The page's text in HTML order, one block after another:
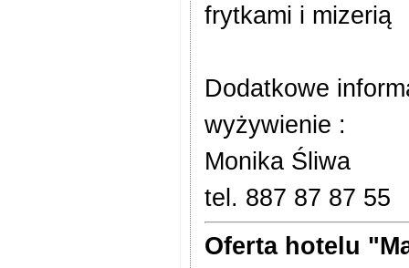
frytkami i mizerią
Dodatkowe
wyżywienie :
Monika Śliwa
tel. 887 87 87 55
Oferta hotelu